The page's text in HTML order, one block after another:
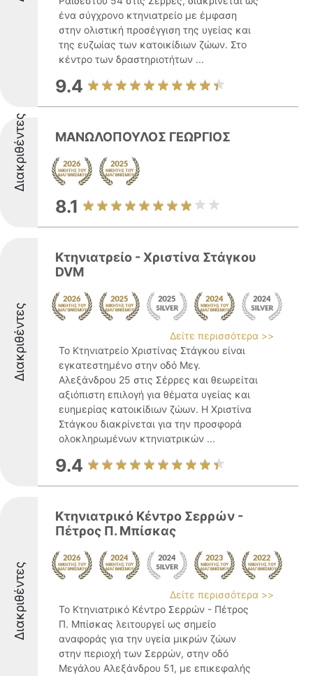
ένα σύγχρονο κτηνιατρείο με έμφαση
στην ολιστική προσέγγιση της υγείας και
της ευζωίας των κατοικίδιων ζώων. Στο
κέντρο των δραστηριοτήτων ...
9.4
Διακριθέντες ΜΑΝΩΛΟΠΟΥΛΟΣ ΓΕΩΡΓΙΟΣ
8.1
Διακριθέντες
Κτηνιατρείο - Χριστίνα Στάγκου
DVM
Δείτε περισσότερα >>
Το Κτηνιατρείο Χριστίνας Στάγκου είναι
εγκατεστημένο στην οδό Μεγ.
Αλεξάνδρου 25 στις Σέρρες και θεωρείται
αξιόπιστη επιλογή για θέματα υγείας και
ευημερίας κατοικίδιων ζώων. Η Χριστίνα
Στάγκου διακρίνεται για την προσφορά
ολοκληρωμένων κτηνιατρικών ...
9.4
Διακριθέντες
Κτηνιατρικό Κέντρο Σερρών -
Πέτρος Π. Μπίσκας
Δείτε περισσότερα >>
Το Κτηνιατρικό Κέντρο Σερρών - Πέτρος
Π. Μπίσκας λειτουργεί ως σημείο
αναφοράς για την υγεία μικρών ζώων
στην περιοχή των Σερρών, στην οδό
Μεγάλου Αλεξάνδρου 51, με επικεφαλής